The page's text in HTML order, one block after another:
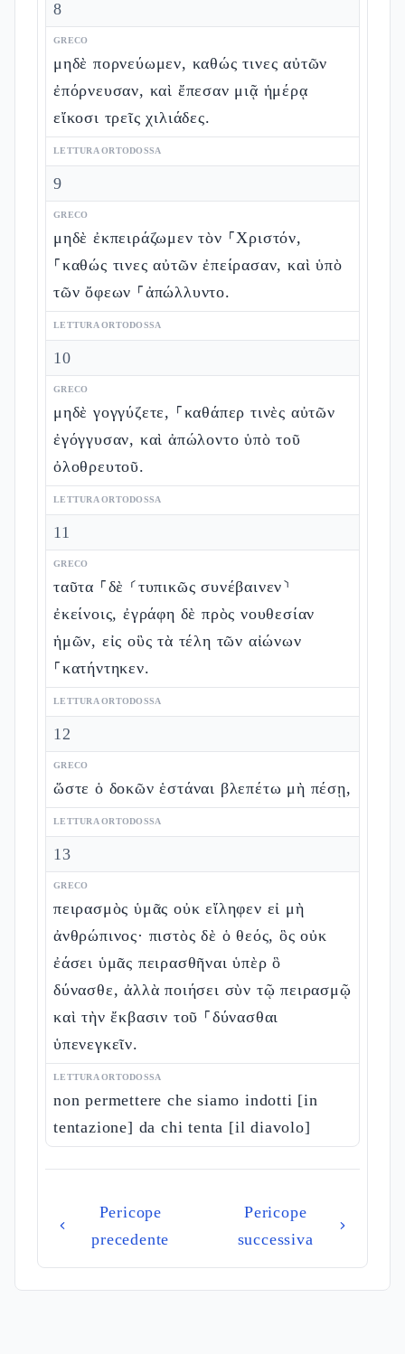
8
GRECO
μηδὲ πορνεύωμεν, καθώς τινες αὐτῶν
ἐπόρνευσαν, καὶ ἔπεσαν μιᾷ ἡμέρᾳ
εἴκοσι τρεῖς χιλιάδες.
LETTURA ORTODOSSA
9
GRECO
μηδὲ ἐκπειράζωμεν τὸν ⸀Χριστόν,
⸀καθώς τινες αὐτῶν ἐπείρασαν, καὶ ὑπὸ
τῶν ὄφεων ⸀ἀπώλλυντο.
LETTURA ORTODOSSA
10
GRECO
μηδὲ γογγύζετε, ⸀καθάπερ τινὲς αὐτῶν
ἐγόγγυσαν, καὶ ἀπώλοντο ὑπὸ τοῦ
ὀλοθρευτοῦ.
LETTURA ORTODOSSA
11
GRECO
ταῦτα ⸀δὲ ⸂τυπικῶς συνέβαινεν⸃
ἐκείνοις, ἐγράφη δὲ πρὸς νουθεσίαν
ἡμῶν, εἰς οὓς τὰ τέλη τῶν αἰώνων
⸀κατήντηκεν.
LETTURA ORTODOSSA
12
GRECO
ὥστε ὁ δοκῶν ἑστάναι βλεπέτω μὴ πέσῃ,
LETTURA ORTODOSSA
13
GRECO
πειρασμὸς ὑμᾶς οὐκ εἴληφεν εἰ μὴ
ἀνθρώπινος· πιστὸς δὲ ὁ θεός, ὃς οὐκ
ἐάσει ὑμᾶς πειρασθῆναι ὑπὲρ ὃ
δύνασθε, ἀλλὰ ποιήσει σὺν τῷ πειρασμῷ
καὶ τὴν ἔκβασιν τοῦ ⸀δύνασθαι
ὑπενεγκεῖν.
LETTURA ORTODOSSA
non permettere che siamo indotti [in
tentazione] da chi tenta [il diavolo]
Pericope
precedente
Pericope
successiva